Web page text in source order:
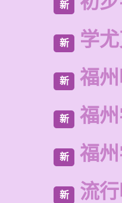
新
新 学
新 福
新 福
新 福
新 流